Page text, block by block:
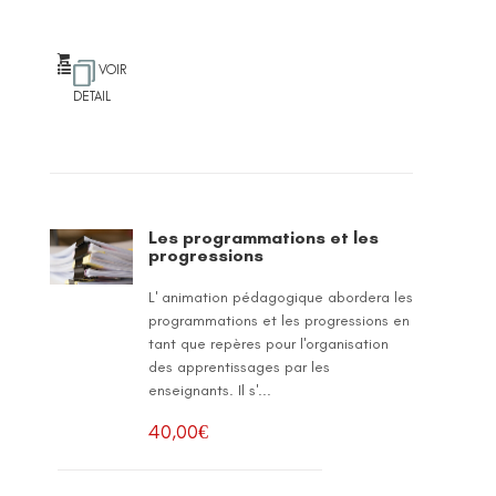
VOIR
DETAIL
Les programmations et les
progressions
L' animation pédagogique abordera les
programmations et les progressions en
tant que repères pour l'organisation
des apprentissages par les
enseignants. Il s'...
40,00€